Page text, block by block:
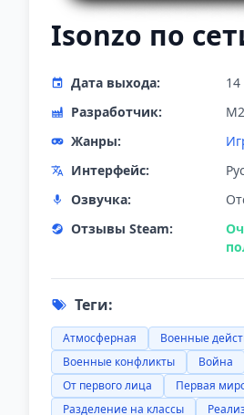
Isonzo по
Дата выхода: 14
Разработчик:
Жанры:
Интерфейс:
Озвучка:
Отзывы Steam:
Теги:
Атмосферная
Военные
Военные конфликты
Война
От первого лица
Первая
Разделение на классы